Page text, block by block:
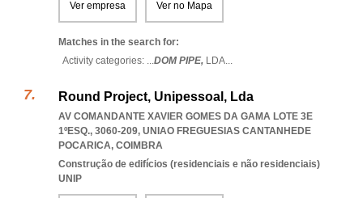
Ver empresa Ver no Mapa
Matches in the search for:
Activity categories: ...DOM PIPE, LDA...
Round Project, Unipessoal, Lda
AV COMANDANTE XAVIER GOMES DA GAMA LOTE 3E
1ºESQ., 3060-209, UNIAO FREGUESIAS CANTANHEDE
POCARICA, COIMBRA
Construção de edifícios (residenciais e não residenciais)
UNIP